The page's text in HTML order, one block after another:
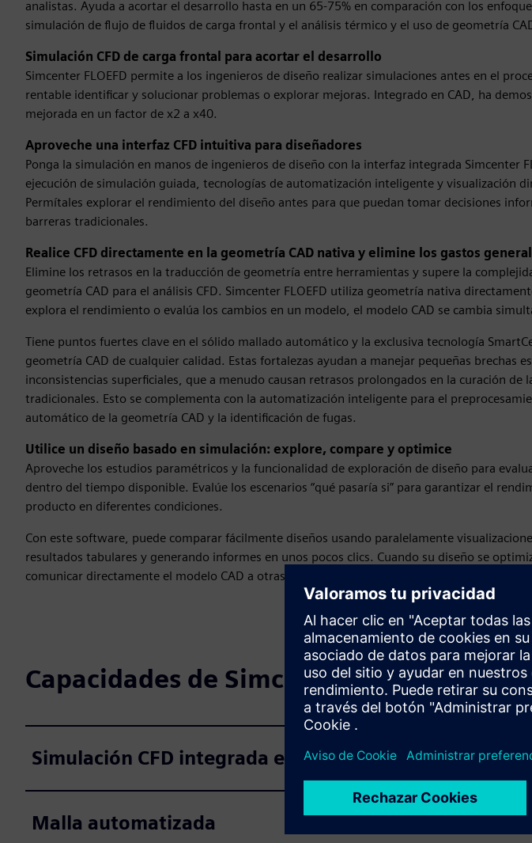
analistas. Ayuda a acortar el desarrollo hasta en un 65-75% en comparación con los
simulación de flujo de fluidos de carga frontal y el análisis térmico y el uso de geometría
Simulación CFD de carga frontal para acortar el desarrollo
Simcenter FLOEFD permite a los ingenieros de diseño realizar simulaciones antes en el
rentable identificar y solucionar problemas o explorar mejoras. Integrado en CAD, ha
mejorada en un factor de x2 a x40.
Aproveche una interfaz CFD intuitiva para diseñadores
Ponga la simulación en manos de ingenieros de diseño con la interfaz integrada Simcenter
ejecución de simulación guiada, tecnologías de automatización inteligente y visualización
Permítales explorar el rendimiento del diseño antes para que puedan tomar decisiones
barreras tradicionales.
Realice CFD directamente en la geometría CAD nativa y elimine los gastos
Elimine los retrasos en la traducción de geometría entre herramientas y supere la
geometría CAD para el análisis CFD. Simcenter FLOEFD utiliza geometría nativa
explora el rendimiento o evalúa los cambios en un modelo, el modelo CAD se cambia
Tiene puntos fuertes clave en el sólido mallado automático y la exclusiva tecnología
geometría CAD de cualquier calidad. Estas fortalezas ayudan a manejar pequeñas brechas
inconsistencias superficiales, que a menudo causan retrasos prolongados en la curación de
tradicionales. Esto se complementa con la automatización inteligente para el
automático de la geometría CAD y la identificación de fugas.
Utilice un diseño basado en simulación: explore, compare y optimice
Aproveche los estudios paramétricos y la funcionalidad de exploración de diseño para
dentro del tiempo disponible. Evalúe los escenarios “qué pasaría si” para garantizar el
producto en diferentes condiciones.
Con este software, puede comparar fácilmente diseños usando paralelamente
resultados tabulares y generando informes en unos pocos clics. Cuando su diseño se
comunicar directamente el modelo CAD a otras funciones de ingeniería.
Capacidades de Simcenter FLOEFD
Simulación CFD integrada en CAD
Malla automatizada